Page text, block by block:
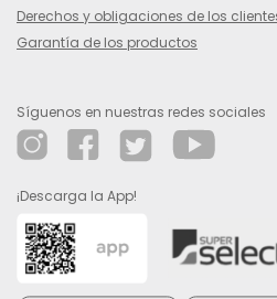
Derechos y obligaciones de los
Garantía de los productos
Síguenos en nuestras redes sociales
¡Descarga la App!